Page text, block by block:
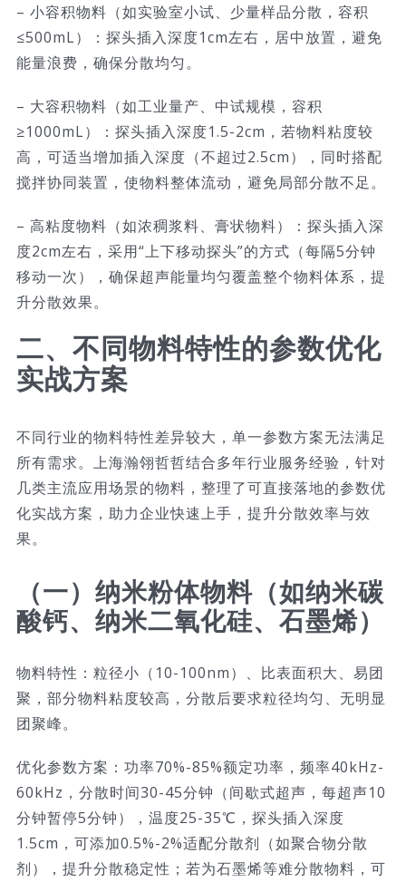
– 小容积物料（如实验室小试、少量样品分散，容积
≤500mL）：探头插入深度1cm左右，居中放置，避免
能量浪费，确保分散均匀。
– 大容积物料（如工业量产、中试规模，容积
≥1000mL）：探头插入深度1.5-2cm，若物料粘度较
高，可适当增加插入深度（不超过2.5cm），同时搭配
搅拌协同装置，使物料整体流动，避免局部分散不足。
– 高粘度物料（如浓稠浆料、膏状物料）：探头插入深
度2cm左右，采用“上下移动探头”的方式（每隔5分钟
移动一次），确保超声能量均匀覆盖整个物料体系，提
升分散效果。
二、不同物料特性的参数优化
实战方案
不同行业的物料特性差异较大，单一参数方案无法满足
所有需求。上海瀚翎哲哲结合多年行业服务经验，针对
几类主流应用场景的物料，整理了可直接落地的参数优
化实战方案，助力企业快速上手，提升分散效率与效
果。
（一）纳米粉体物料（如纳米碳
酸钙、纳米二氧化硅、石墨烯）
物料特性：粒径小（10-100nm）、比表面积大、易团
聚，部分物料粘度较高，分散后要求粒径均匀、无明显
团聚峰。
优化参数方案：功率70%-85%额定功率，频率40kHz-
60kHz，分散时间30-45分钟（间歇式超声，每超声10
分钟暂停5分钟），温度25-35℃，探头插入深度
1.5cm，可添加0.5%-2%适配分散剂（如聚合物分散
剂），提升分散稳定性；若为石墨烯等难分散物料，可